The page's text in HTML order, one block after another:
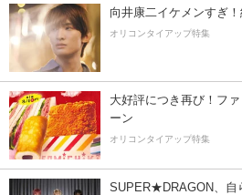
向井康二イケメンすぎ
オリコンタイアップ特集
大好評につき再び！フ
ーン
オリコンタイアップ特集
SUPER★DRAGON、自